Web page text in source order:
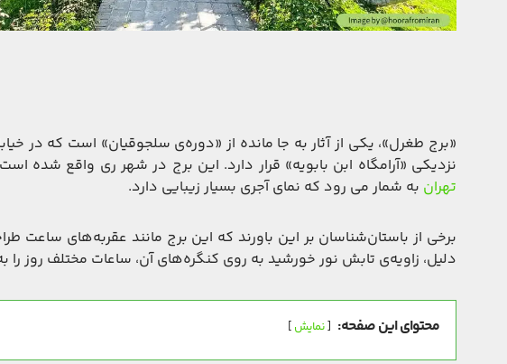
«برج طغرل»، یکی از آثار به جا مانده از «دوره‌ی سلجوقیان» است که در
نزدیکی «آرامگاه ابن بابویه» قرار دارد. این برج در شهر ری واقع شده
تهران به شمار می رود که نمای آجری بسیار زیبایی دارد.
برخی از باستان‌شناسان بر این باورند که این برج مانند عقربه‌های
دلیل، زاویه‌ی تابش نور خورشید به روی کنگره‌های آن، ساعات مختلف روز
محتوای این صفحه: نمایش